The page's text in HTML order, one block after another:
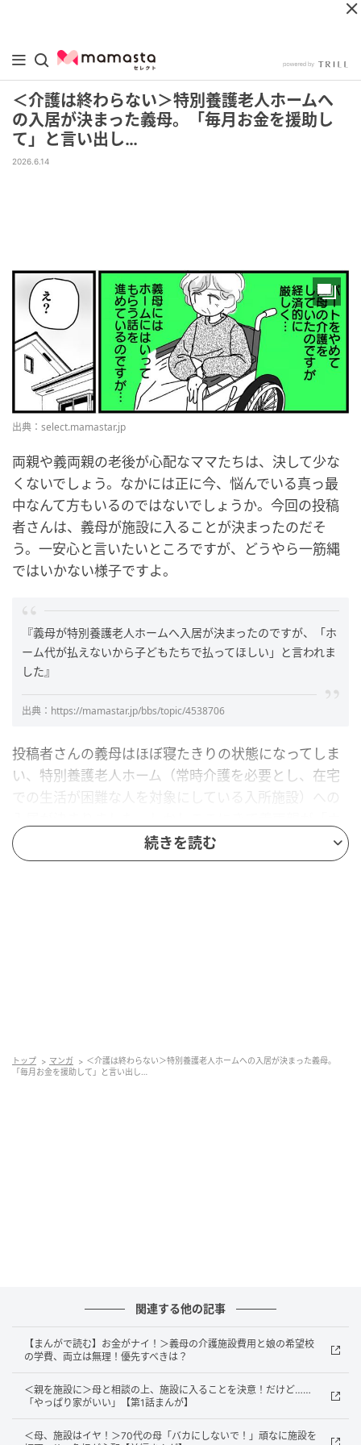
＜介護は終わらない＞特別養護老人ホームへ
の入居が決まった義母。「毎月お金を援助し
て」と言い出し…
2026.6.14
出典：select.mamastar.jp
両親や義両親の老後が心配なママたちは、決して少な
くないでしょう。なかには正に今、悩んでいる真っ最
中なんて方もいるのではないでしょうか。今回の投稿
者さんは、義母が施設に入ることが決まったのだそ
う。一安心と言いたいところですが、どうやら一筋縄
ではいかない様子ですよ。
『義母が特別養護老人ホームへ入居が決まったのですが、「ホ
ーム代が払えないから子どもたちで払ってほしい」と言われま
した』
出典：https://mamastar.jp/bbs/topic/4538706
投稿者さんの義母はほぼ寝たきりの状態になってしま
い、特別養護老人ホーム（常時介護を必要とし、在宅
での生活が困難な人を対象にしている入所施設）への
ーム代が払えない」と言い出したのだそう。介護保
険、年金では賄えず、何の貯蓄も用意してこなかった
アテにされても困る
出典：https://mamastar.jp/bbs/topic/4538706
投稿者さんの戸惑いに寄り添うかのように、ママたち
からは義両親に対しての非難の声が集まりました。
「どうして今まで老後のお金を貯めてこなかった
続きを読む
トップ マンガ
＜介護は終わらない＞特別養護老人ホームへの入居が決まった義母。
「毎月お金を援助して」と言い出し…
関連する他の記事
【まんがで読む】お金がナイ！＞義母の介護施設費用と娘の希望校
の学費、両立は無理！優先すべきは？
＜親を施設に＞母と相談の上、施設に入ることを決意！だけど……
「やっぱり家がいい」【第1話まんが】
＜母、施設はイヤ！＞70代の母「バカにしないで！」頑なに施設を